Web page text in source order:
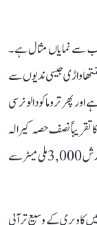
سے نمایاں مثال ہے۔
مننتھاواڑی جیسی ندیوں سے
پھر تروماکودالو نرسی
نصف حصہ کیرالہ
میں واقع ہے، جہاں مغربی گھاٹ کے کئی علاقوں میں سالانہ بارش 3,000 ملی میٹر سے
کاویری کے وسیع تر آبی